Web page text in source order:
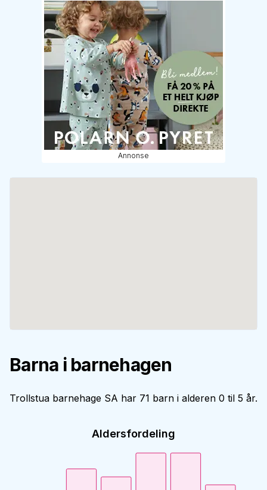
Annonse
Barna i barnehagen
Trollstua barnehage SA har 71 barn i alderen 0 til 5 år.
Aldersfordeling